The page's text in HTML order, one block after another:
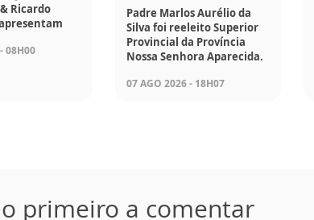
Ricardo
08H00
Padre Marlos Aurélio da
Silva foi reeleito Superior
Provincial da Província
Nossa Senhora Aparecida.
07 AGO 2026 - 18H07
primeiro a comentar